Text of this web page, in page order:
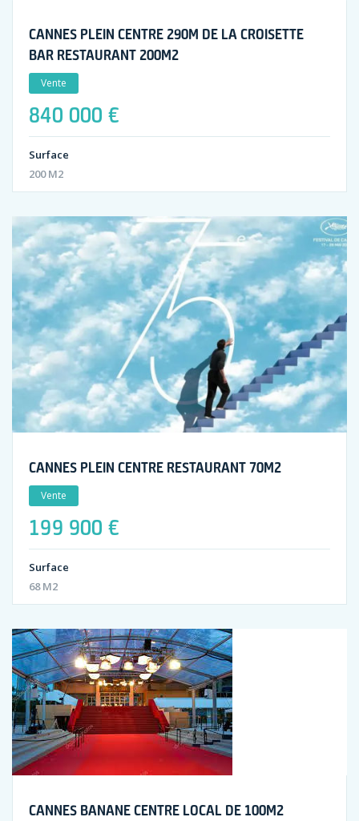
CANNES PLEIN CENTRE 290M DE LA CROISETTE
BAR RESTAURANT 200M2
Vente
840 000 €
Surface
200 M2
CANNES PLEIN CENTRE RESTAURANT 70M2
Vente
199 900 €
Surface
68 M2
CANNES BANANE CENTRE LOCAL DE 100M2